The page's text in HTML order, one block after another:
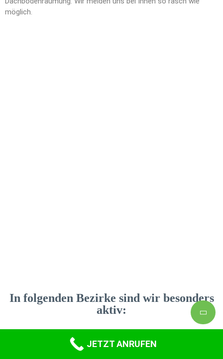
möglich.
In folgenden Bezirke sind wir besonders
aktiv:
Bruck MürzzuschlagJETZT ANRUFEN